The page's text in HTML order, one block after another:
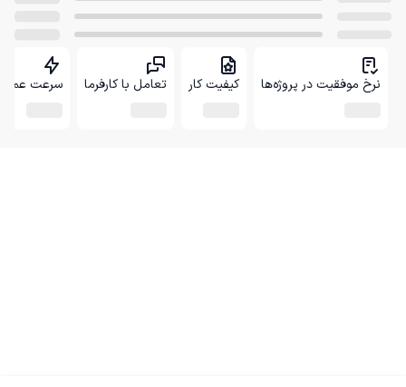
نرخ موفقیت در پروژه‌ها کیفیت کار تعامل با کارفرما سرعت عمل